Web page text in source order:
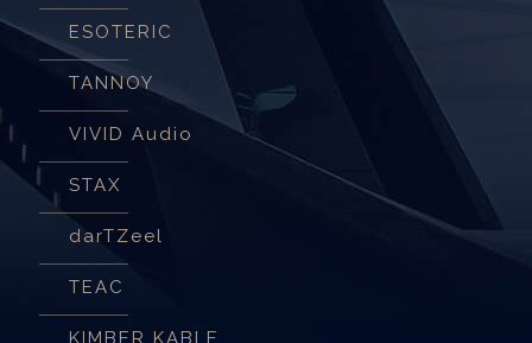
ESOTERIC
TANNOY
VIVID Audio
STAX
darTZeel
TEAC
KIMBER KABLE